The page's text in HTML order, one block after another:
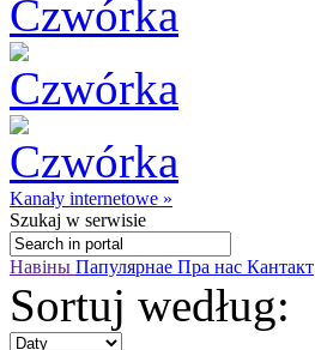
Kanały internetowe »
Szukaj w serwisie
Навіны Папулярнае Пра нас Кантакт
Sortuj według: